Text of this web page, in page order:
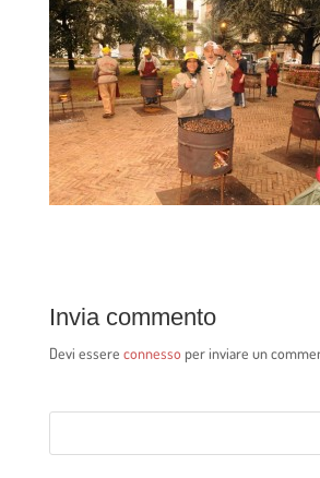
Invia commento
Devi essere connesso per inviare un